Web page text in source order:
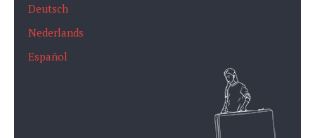
Deutsch
Nederlands
Español